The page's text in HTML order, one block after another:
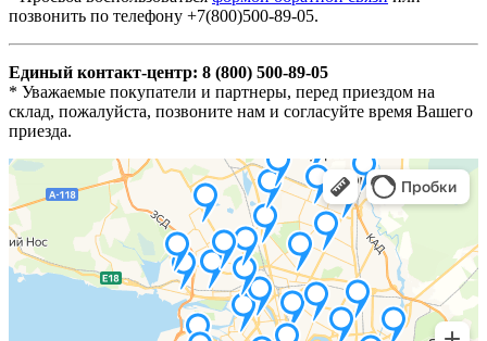
позвонить по телефону +7(800)500-89-05.
Единый контакт-центр: 8 (800) 500-89-05
* Уважаемые покупатели и партнеры, перед приездом на
склад, пожалуйста, позвоните нам и согласуйте время Вашего
приезда.